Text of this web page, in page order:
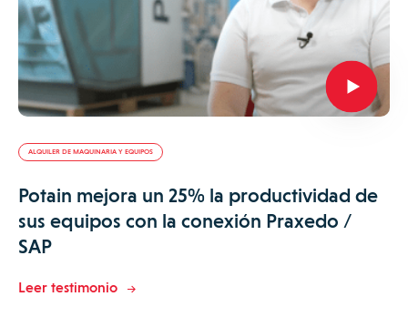
ALQUILER DE MAQUINARIA Y EQUIPOS
Potain mejora un 25% la productividad de
sus equipos con la conexión Praxedo /
SAP
Leer testimonio